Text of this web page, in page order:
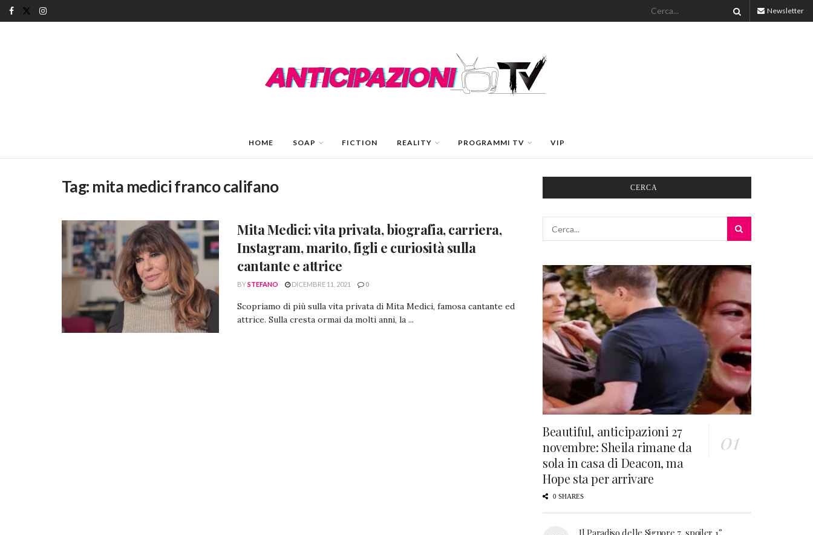
Newsletter
HOME SOAP FICTION REALITY PROGRAMMI TV VIP
Tag: mita medici franco califano
Mita Medici: vita privata, biografia, carriera,
Instagram, marito, figli e curiosità sulla
cantante e attrice
BYSTEFANO DICEMBRE 11, 2021 0
Scopriamo di più sulla vita privata di Mita Medici, famosa cantante ed
attrice. Sulla cresta ormai da molti anni, la ...
CERCA
Beautiful, anticipazioni 27
novembre: Sheila rimane da
sola in casa di Deacon, ma
Hope sta per arrivare
0 SHARES
Il Paradiso delle Signore 7, spoiler 1°